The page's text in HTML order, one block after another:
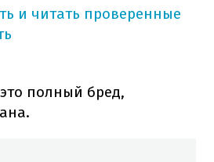
и читать проверенные
полный бред,